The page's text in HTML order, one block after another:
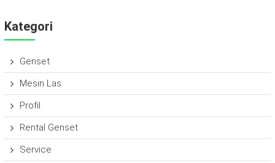
Kategori
Genset
Mesin Las
Profil
Rental Genset
Service